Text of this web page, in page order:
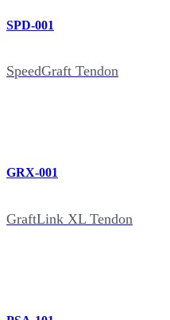
SPD-001
SpeedGraft Tendon
GRX-001
GraftLink XL Tendon